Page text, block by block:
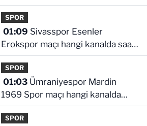
saat kaçta
SPOR
01:09
Erokspor maçı hangi kanalda saat
kaçta
SPOR
01:03Ümraniyespor Mardin
1969 Spor maçı hangi kanalda
saat kaçta!
SPOR